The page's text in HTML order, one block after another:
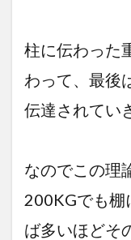
柱に伝わった
わって、最後
伝達されてい
なのでこの理
200KGでも棚
ば多いほどそ